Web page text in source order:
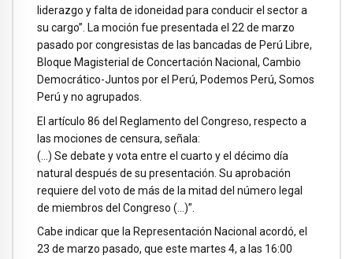
liderazgo y falta de idoneidad para conducir el sector a
su cargo”. La moción fue presentada el 22 de marzo
pasado por congresistas de las bancadas de Perú Libre,
Bloque Magisterial de Concertación Nacional, Cambio
Democrático-Juntos por el Perú, Podemos Perú, Somos
Perú y no agrupados.
El artículo 86 del Reglamento del Congreso, respecto a
las mociones de censura, señala:
(…) Se debate y vota entre el cuarto y el décimo día
natural después de su presentación. Su aprobación
requiere del voto de más de la mitad del número legal
de miembros del Congreso (…)”.
Cabe indicar que la Representación Nacional acordó, el
23 de marzo pasado, que este martes 4, a las 16:00